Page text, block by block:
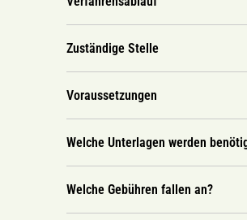
Zuständige Stelle
Voraussetzungen
Welche Unterlagen werden
Welche Gebühren fallen an?